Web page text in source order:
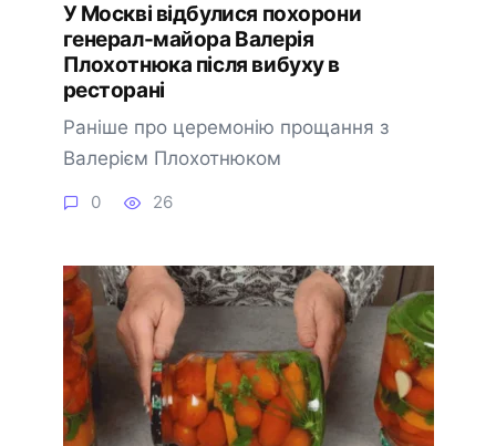
У Москві відбулися похорони
генерал-майора Валерія
Плохотнюка після вибуху в
ресторані
Раніше про церемонію прощання з
Валерієм Плохотнюком
0 26